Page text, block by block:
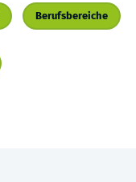
Berufsbereiche